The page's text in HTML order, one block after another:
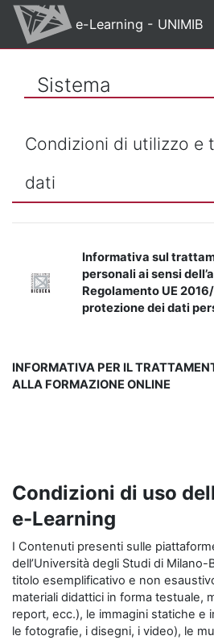
Vai al contenuto principale
e-Learning - UNIMIB
Sistema
Condizioni di utilizzo e
dati
Informativa sul
personali ai sensi
Regolamento UE
protezione dei dati
INFORMATIVA PER IL
ALLA FORMAZIONE ONLINE
Condizioni di uso
e-Learning
I Contenuti presenti sulle
dell’Università degli Studi di
titolo esemplificativo e non
materiali didattici in forma testuale,
report, ecc.), le immagini statiche e
le fotografie, i disegni, i video), le